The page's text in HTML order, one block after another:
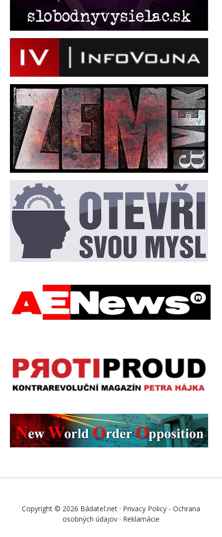
Copyright © 2026 Bádateľ.net · Privacy Policy - Ochrana
osobných údajov · Reklamácie